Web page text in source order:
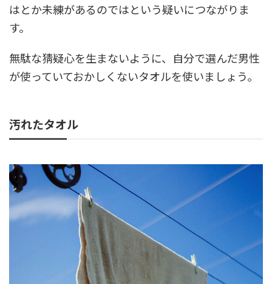
はとか未練があるのではという疑いにつながりま
す。
無駄な猜疑心を生まないように、自分で選んだ男性
が使っていておかしくないタオルを使いましょう。
汚れたタオル